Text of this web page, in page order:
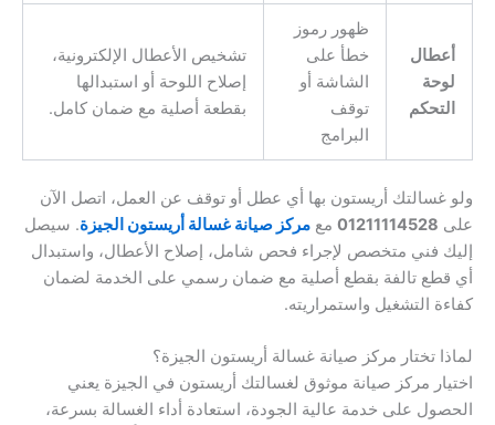
أعطال
لوحة
التحكم
ظهور رموز
خطأ على
الشاشة أو
توقف
البرامج
تشخيص الأعطال الإلكترونية،
إصلاح اللوحة أو استبدالها
بقطعة أصلية مع ضمان كامل.
ولو غسالتك أريستون بها أي عطل أو توقف عن العمل، اتصل الآن
على 01211114528 مع مركز صيانة غسالة أريستون الجيزة. سيصل
إليك فني متخصص لإجراء فحص شامل، إصلاح الأعطال، واستبدال
أي قطع تالفة بقطع أصلية مع ضمان رسمي على الخدمة لضمان
كفاءة التشغيل واستمراريته.
لماذا تختار مركز صيانة غسالة أريستون الجيزة؟
اختيار مركز صيانة موثوق لغسالتك أريستون في الجيزة يعني
الحصول على خدمة عالية الجودة، استعادة أداء الغسالة بسرعة،